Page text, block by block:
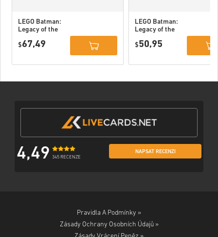
LEGO Batman:
Legacy of the
Deluxe Edition
$67,49
LEGO Batman:
Legacy of the
(STEAM) EU
$50,95
4,49 345 RECENZE
NAPSAT RECENZI
Pravidla A Podmínky »
Zásady Ochrany Osobních Údajů »